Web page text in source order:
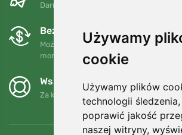
Używamy
cookie
Używamy plików
technologii
poprawić jakość
naszej witryny,
Darmowa wysyłka dla zamówień
Bezpłatne wymiany i zwroty
Możesz zwrócić lub wymienić swoje
momencie w ciągu 90 dni.
Wspieramy Trees.org
Za każde zamówienie sadzimy drzewo!